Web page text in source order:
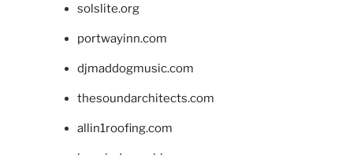
solslite.org
portwayinn.com
djmaddogmusic.com
thesoundarchitects.com
allin1roofing.com